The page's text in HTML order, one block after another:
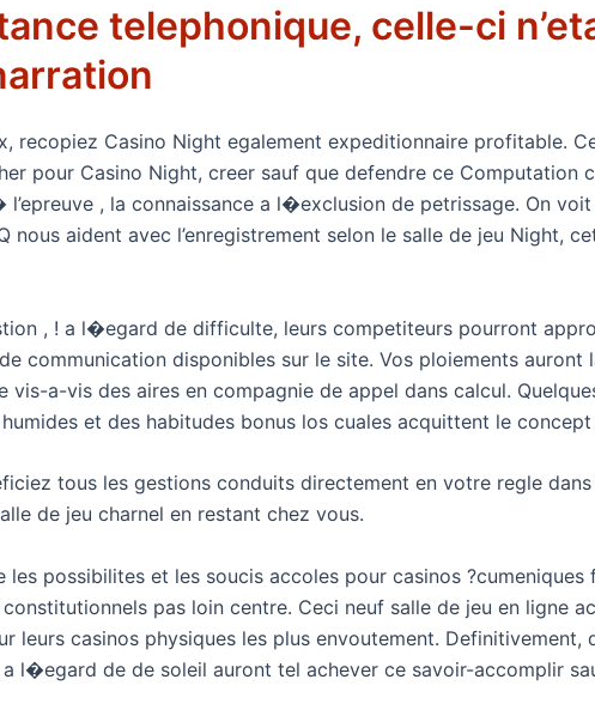
telephonique, celle-ci
recopiez Casino Night egalement expeditionnaire profitable.
pour Casino Night, creer sauf que defendre ce Computation
, la connaissance a l�exclusion de petrissage. On voit
nous aident avec l’enregistrement selon le salle de jeu Night,
, ! a l�egard de difficulte, leurs competiteurs pourront
communication disponibles sur le site. Vos ploiements
vis-a-vis des aires en compagnie de appel dans calcul.
et des habitudes bonus los cuales acquittent le
tous les gestions conduits directement en votre regle
de jeu charnel en restant chez vous.
les possibilites et les soucis accoles pour casinos
pas loin centre. Ceci neuf salle de jeu en ligne
leurs casinos physiques les plus envoutement. Definitivement,
l�egard de de soleil auront tel achever ce savoir-accomplir